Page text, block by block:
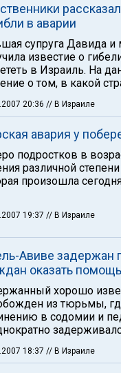
в аварии
супруга Давида и
известие о
в Израиль. На
о том, в какой
20:36 // В Израиле
авария у
подростков в
различной
произошла
19:37 // В Израиле
Авиве задержан
оказать
хорошо
из тюрьмы,
в содомии и
18:37 // В Израиле